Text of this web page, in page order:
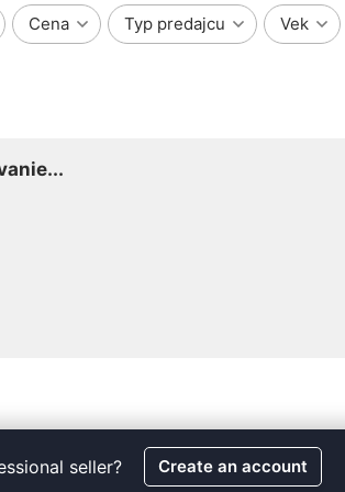
Cena Typ predajcu Vek
seller? Create an account